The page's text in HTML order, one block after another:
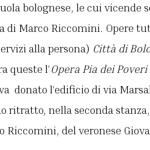
bolognese, le cui vicende
di Marco Riccomini. Opere
alla persona) Città di
queste l’Opera Pia dei
donato l’edificio di via
ritratto, nella seconda
Riccomini, del veronese